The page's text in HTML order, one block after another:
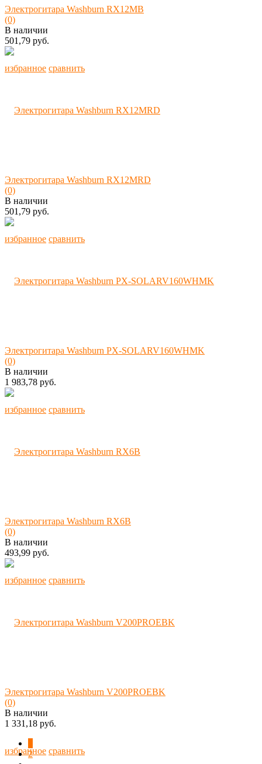
избранное сравнить
Электрогитара Washburn RX12MB
(0)
В наличии
501,79 руб.
избранное сравнить
Электрогитара Washburn RX12MRD
(0)
В наличии
501,79 руб.
избранное сравнить
Электрогитара Washburn PX-SOLARV160WHMK
(0)
В наличии
1 983,78 руб.
избранное сравнить
Электрогитара Washburn RX6B
(0)
В наличии
493,99 руб.
избранное сравнить
Электрогитара Washburn V200PROEBK
(0)
В наличии
1 331,18 руб.
2